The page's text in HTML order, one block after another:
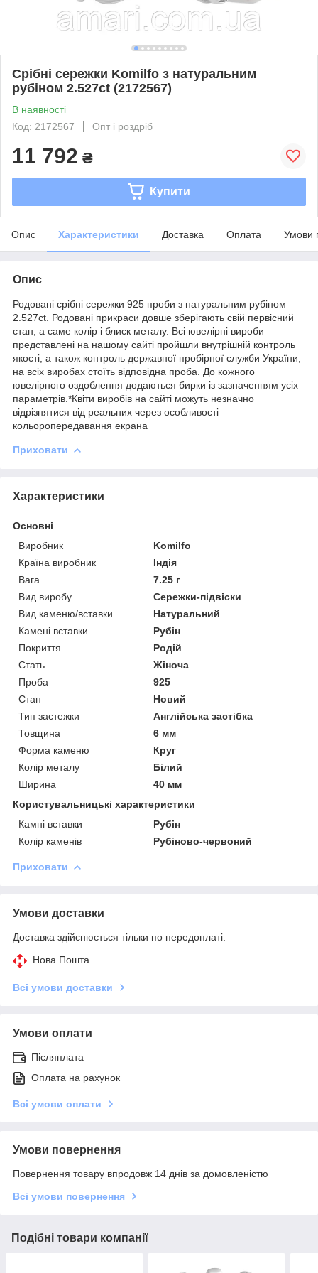
Срібні сережки Komilfo з натуральним
рубіном 2.527ct (2172567)
В наявності
Код: 2172567
Опт і роздріб
11 792 ₴
Купити
Опис Характеристики Доставка Оплата Умови
Опис
Родовані срібні сережки 925 проби з натуральним рубіном
2.527ct. Родовані прикраси довше зберігають свій первісний
стан, а саме колір і блиск металу. Всі ювелірні вироби
представлені на нашому сайті пройшли внутрішній контроль
якості, а також контроль державної пробірної служби України,
на всіх виробах стоїть відповідна проба. До кожного
ювелірного оздоблення додаються бирки із зазначенням усіх
параметрів.*Квіти виробів на сайті можуть незначно
відрізнятися від реальних через особливості
кольоропередавання екрана
Приховати
Характеристики
Основні
Виробник
Komilfo
Країна виробник
Індія
Вага
7.25 г
Вид виробу
Сережки-підвіски
Вид каменю/вставки
Натуральний
Камені вставки
Рубін
Покриття
Родій
Стать
Жіноча
Проба
925
Стан
Новий
Тип застежки
Англійська застібка
Товщина
6 мм
Форма каменю
Круг
Колір металу
Білий
Ширина
40 мм
Користувальницькі характеристики
Камні вставки
Рубін
Колір каменів
Рубіново-червоний
Приховати
Умови доставки
Доставка здійснюється тільки по передоплаті.
Нова Пошта
Всі умови доставки
Умови оплати
Післяплата
Оплата на рахунок
Всі умови оплати
Умови повернення
Повернення товару впродовж 14 днів за домовленістю
Всі умови повернення
Подібні товари компанії